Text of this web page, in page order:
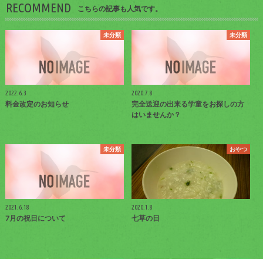
RECOMMEND こちらの記事も人気です。
未分類
2022.6.3
料金改定のお知らせ
未分類
2020.7.8
完全送迎の出来る学童をお探しの方
はいませんか？
未分類
2021.6.18
7月の祝日について
おやつ
2020.1.8
七草の日